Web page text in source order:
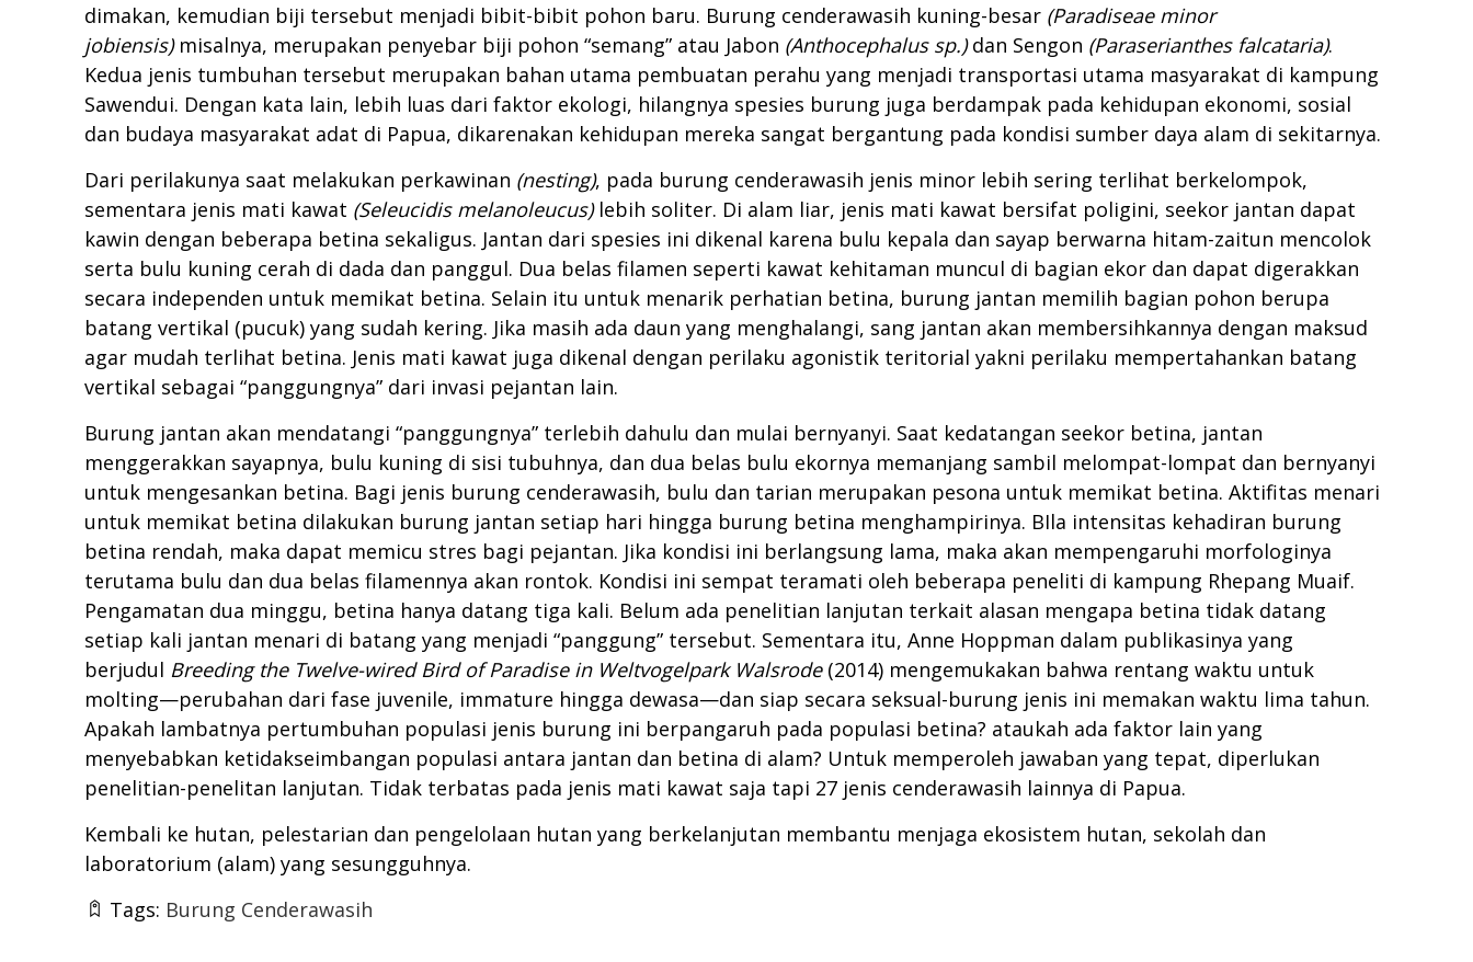
dimakan, kemudian biji tersebut menjadi bibit-bibit pohon baru. Burung cenderawasih kuning-besar (Paradiseae minor
jobiensis)misalnya, merupakan penyebar biji pohon “semang” atau Jabon (Anthocephalus sp.)dan Sengon (Paraserianthes falcataria).
Kedua jenis tumbuhan tersebut merupakan bahan utama pembuatan perahu yang menjadi transportasi utama masyarakat di kampung
Sawendui. Dengan kata lain, lebih luas dari faktor ekologi, hilangnya spesies burung juga berdampak pada kehidupan ekonomi, sosial
dan budaya masyarakat adat di Papua, dikarenakan kehidupan mereka sangat bergantung pada kondisi sumber daya alam di sekitarnya.
Dari perilakunya saat melakukan perkawinan (nesting), pada burung cenderawasih jenis minor lebih sering terlihat berkelompok,
sementara jenis mati kawat (Seleucidis melanoleucus)lebih soliter. Di alam liar, jenis mati kawat bersifat poligini, seekor jantan dapat
kawin dengan beberapa betina sekaligus. Jantan dari spesies ini dikenal karena bulu kepala dan sayap berwarna hitam-zaitun mencolok
serta bulu kuning cerah di dada dan panggul. Dua belas filamen seperti kawat kehitaman muncul di bagian ekor dan dapat digerakkan
secara independen untuk memikat betina. Selain itu untuk menarik perhatian betina, burung jantan memilih bagian pohon berupa
batang vertikal (pucuk) yang sudah kering. Jika masih ada daun yang menghalangi, sang jantan akan membersihkannya dengan maksud
agar mudah terlihat betina. Jenis mati kawat juga dikenal dengan perilaku agonistik teritorial yakni perilaku mempertahankan batang
vertikal sebagai “panggungnya” dari invasi pejantan lain.
Burung jantan akan mendatangi “panggungnya” terlebih dahulu dan mulai bernyanyi. Saat kedatangan seekor betina, jantan
menggerakkan sayapnya, bulu kuning di sisi tubuhnya, dan dua belas bulu ekornya memanjang sambil melompat-lompat dan bernyanyi
untuk mengesankan betina. Bagi jenis burung cenderawasih, bulu dan tarian merupakan pesona untuk memikat betina. Aktifitas menari
untuk memikat betina dilakukan burung jantan setiap hari hingga burung betina menghampirinya. BIla intensitas kehadiran burung
betina rendah, maka dapat memicu stres bagi pejantan. Jika kondisi ini berlangsung lama, maka akan mempengaruhi morfologinya
terutama bulu dan dua belas filamennya akan rontok. Kondisi ini sempat teramati oleh beberapa peneliti di kampung Rhepang Muaif.
Pengamatan dua minggu, betina hanya datang tiga kali. Belum ada penelitian lanjutan terkait alasan mengapa betina tidak datang
setiap kali jantan menari di batang yang menjadi “panggung” tersebut. Sementara itu, Anne Hoppman dalam publikasinya yang
berjudul Breeding the Twelve-wired Bird of Paradise in Weltvogelpark Walsrode(2014) mengemukakan bahwa rentang waktu untuk
molting—perubahan dari fase juvenile, immature hingga dewasa—dan siap secara seksual-burung jenis ini memakan waktu lima tahun.
Apakah lambatnya pertumbuhan populasi jenis burung ini berpangaruh pada populasi betina? ataukah ada faktor lain yang
menyebabkan ketidakseimbangan populasi antara jantan dan betina di alam? Untuk memperoleh jawaban yang tepat, diperlukan
penelitian-penelitan lanjutan. Tidak terbatas pada jenis mati kawat saja tapi 27 jenis cenderawasih lainnya di Papua.
Kembali ke hutan, pelestarian dan pengelolaan hutan yang berkelanjutan membantu menjaga ekosistem hutan, sekolah dan
laboratorium (alam) yang sesungguhnya.
Tags: Burung Cenderawasih